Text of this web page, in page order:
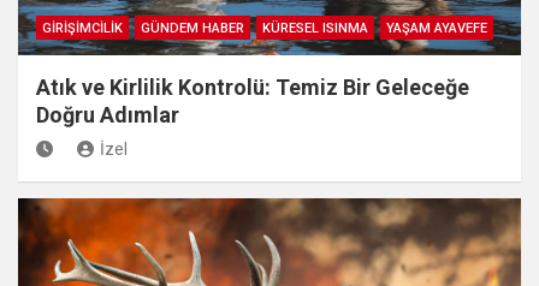
GİRİŞİMCİLİK GÜNDEM HABER KÜRESEL ISINMA YAŞAM AYAVEFE
Atık ve Kirlilik Kontrolü: Temiz Bir Geleceğe
Doğru Adımlar
İzel